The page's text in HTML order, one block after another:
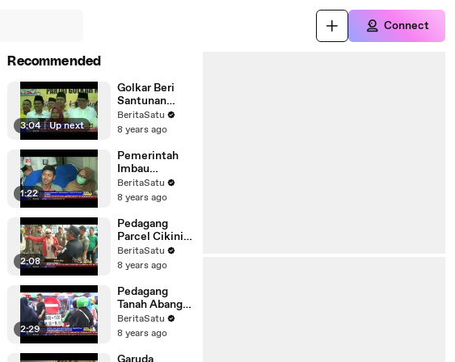
Connect
Recommended
3:04 | Up next
Golkar Beri
Santunan
kepada 5.000
Anak Yatim di
BeritaSatu
8 years ago
1:22
Pemerintah
Imbau
Masyarakat
Tidak Mudik
Sepeda Motor
BeritaSatu
8 years ago
2:08
Pedagang
Parcel Cikini
Mengamuk
Saat
BeritaSatu
8 years ago
2:29
Pedagang
Tanah Abang
Tidak Setuju
dengan
Dagang
BeritaSatu
8 years ago